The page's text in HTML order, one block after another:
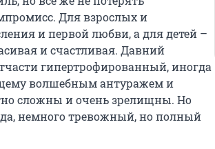
Для взрослых и
и первой любви, а для детей –
и счастливая. Давний
гипертрофированный, иногда
волшебным антуражем и
сложны и очень зрелищны. Но
немного тревожный, но полный